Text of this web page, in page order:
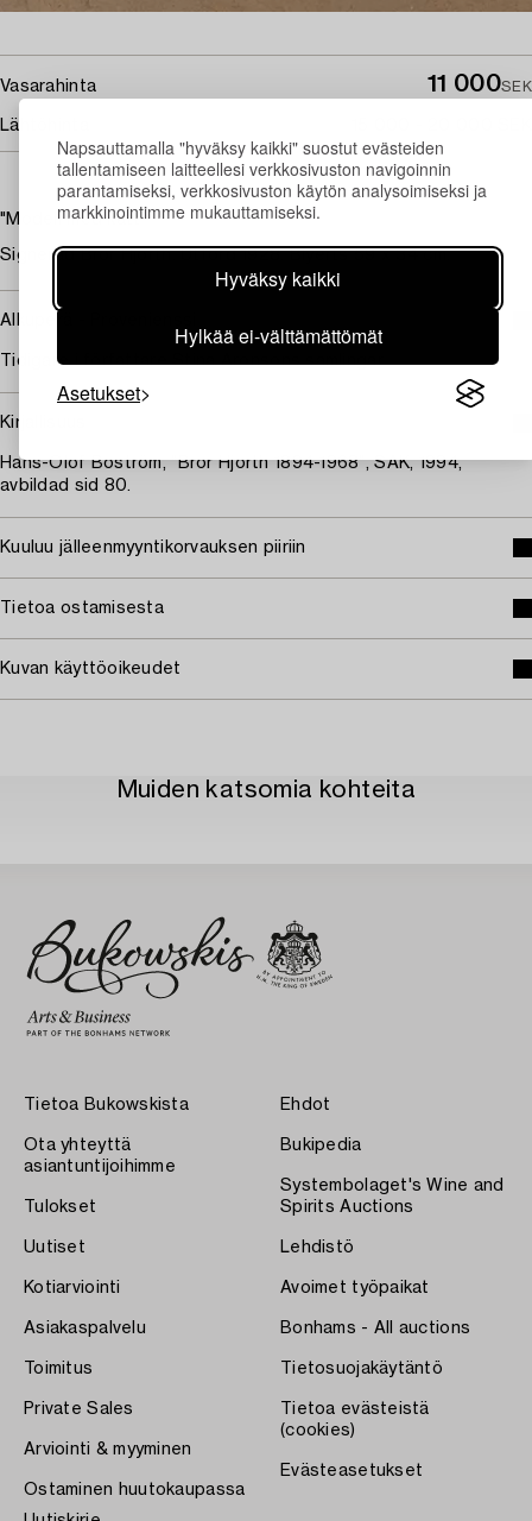
Napsauttamalla "hyväksy kaikki" suostut evästeiden
tallentamiseen laitteellesi verkkosivuston navigoinnin
parantamiseksi, verkkosivuston käytön analysoimiseksi ja
markkinointimme mukauttamiseksi.
Hyväksy kaikki
Hylkää ei-välttämättömät
Asetukset
Vasarahinta 11 000SEK
Lähtöhinta
"Modell med katt"
Signerad Bror Hjorth. Utförd 1928. Blyerts 59 x 34 cm.
Alkuperä - Provenienssi
Tidigare i författare Stina Aronsons samlingar.
Kirjallisuus
Hans-Olof Boström, "Bror Hjorth 1894-1968", SAK, 1994,
avbildad sid 80.
Kuuluu jälleenmyyntikorvauksen piiriin
Tietoa ostamisesta
Kuvan käyttöoikeudet
Muiden katsomia kohteita
Tietoa Bukowskista
Ota yhteyttä
asiantuntijoihimme
Tulokset
Uutiset
Kotiarviointi
Asiakaspalvelu
Toimitus
Private Sales
Arviointi & myyminen
Ostaminen huutokaupassa
Ehdot
Bukipedia
Systembolaget's Wine and
Spirits Auctions
Lehdistö
Avoimet työpaikat
Bonhams - All auctions
Tietosuojakäytäntö
Tietoa evästeistä
(cookies)
Evästeasetukset